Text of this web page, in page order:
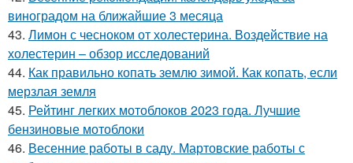
виноградом на ближайшие 3 месяца
43. Лимон с чесноком от холестерина. Воздействие на
холестерин – обзор исследований
44. Как правильно копать землю зимой. Как копать, если
мерзлая земля
45. Рейтинг легких мотоблоков 2023 года. Лучшие
бензиновые мотоблоки
46. Весенние работы в саду. Мартовские работы с